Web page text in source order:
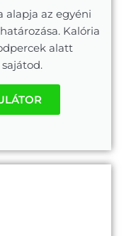
alapja az egyéni
Kalória
alatt